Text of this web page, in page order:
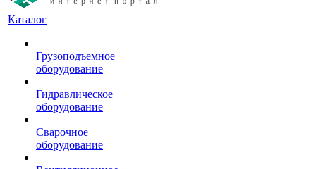
Каталог
Грузоподъемное
оборудование
Гидравлическое
оборудование
Сварочное
оборудование